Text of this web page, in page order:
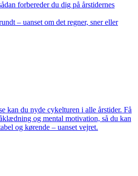
forbereder du dig på årstidernes
– uanset om det regner, sner eller
kan du nyde cykelturen i alle årstider. Få
og mental motivation, så du kan
og kørende – uanset vejret.